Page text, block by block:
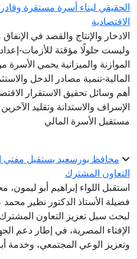
الحقيقي لبناء أسرة مستقرة
الاقتصادية
الادخار والإنتاج والقصد في
وليست حلولًا مؤقتة للأزمات-إعداد
الموازنة والميزانية يحمي
المالية-تنمية مصادر الدخل
أهم وسائل تحقيق الاستقرار
الإسراف والاستدانة وتقليد
مستقبل الأسرة المالي
محافظ بورسعيد يستقبل مفتي
التعاون المشترك
استقبل اللواء إبراهيم أبو ليمون،
فضيلة الأستاذ الدكتور نظير محمد
لبحث سبل تعزيز التعاون
الإفتاء المصرية، في إطار دعم
وتعزيز الوعي المجتمعي، وخدمة